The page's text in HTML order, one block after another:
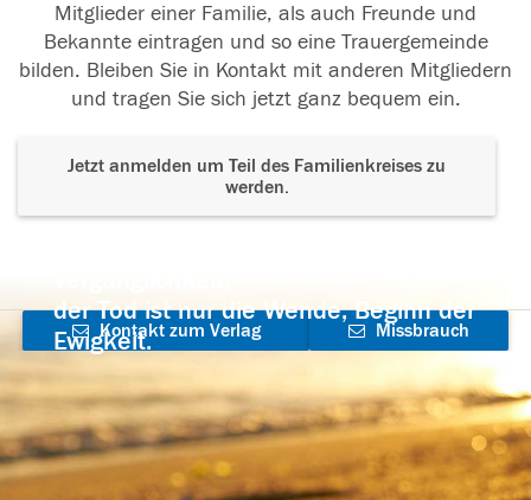
Mitglieder einer Familie, als auch Freunde und
Bekannte eintragen und so eine Trauergemeinde
bilden. Bleiben Sie in Kontakt mit anderen Mitgliedern
und tragen Sie sich jetzt ganz bequem ein.
Jetzt anmelden um Teil des Familienkreises zu
werden.
der Tod ist nur die Wende, Beginn der
Ewigkeit.
Kontakt zum Verlag
aufnehmen
Missbrauch